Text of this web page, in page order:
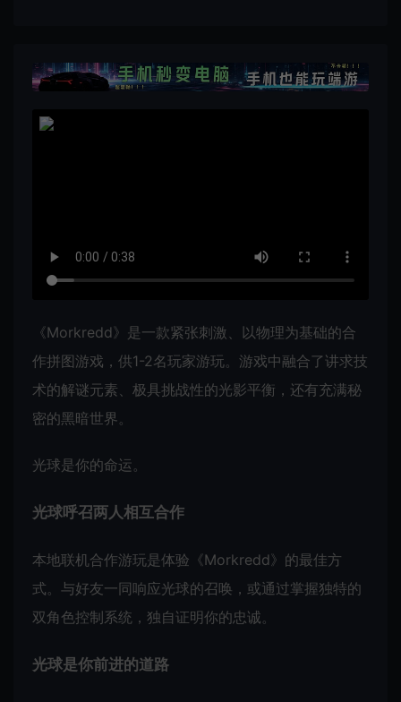
《Morkredd》是一款紧张刺激、以物理为基础的合
作拼图游戏，供1-2名玩家游玩。游戏中融合了讲求技
术的解谜元素、极具挑战性的光影平衡，还有充满秘
密的黑暗世界。
光球是你的命运。
光球呼召两人相互合作
本地联机合作游玩是体验《Morkredd》的最佳方
式。与好友一同响应光球的召唤，或通过掌握独特的
双角色控制系统，独自证明你的忠诚。
光球是你前进的道路